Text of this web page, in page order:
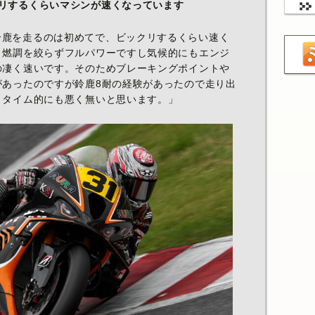
するくらいマシンが速くなっています
を走るのは初めてで、ビックリするくらい速く
調を絞らずフルパワーですし気候的にもエンジ
く速いです。そのためブレーキングポイントや
ったのですが鈴鹿8耐の経験があったので走り出
イム的にも悪く無いと思います。」